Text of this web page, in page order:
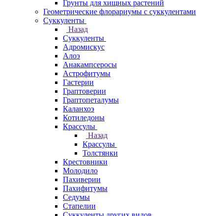
Грунты для хищных растений
Геометрические флорариумы с суккулентами
Суккуленты
Назад
Суккуленты
Адромискус
Алоэ
Анакампсеросы
Астрофитумы
Гастерии
Граптоверии
Граптопеталумы
Каланхоэ
Котиледоны
Крассулы
Назад
Крассулы
Толстянки
Крестовники
Молодило
Пахиверии
Пахифитумы
Седумы
Стапелии